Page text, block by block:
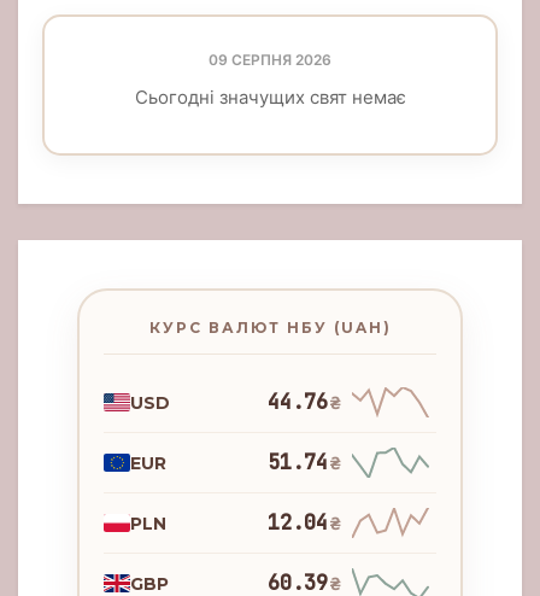
09 СЕРПНЯ 2026
Сьогодні значущих свят немає
КУРС ВАЛЮТ НБУ (UAH)
USD 44.76₴
EUR 51.74₴
PLN 12.04₴
GBP 60.39₴